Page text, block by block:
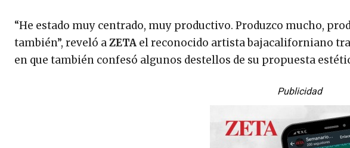
“He estado muy centrado, muy productivo. Produzco mucho,
también”, reveló aZETA el reconocido artista bajacaliforniano
en que también confesó algunos destellos de su propuesta
Publicidad